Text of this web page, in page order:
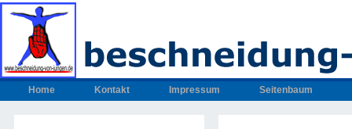
Home Kontakt Impressum Seitenbaum